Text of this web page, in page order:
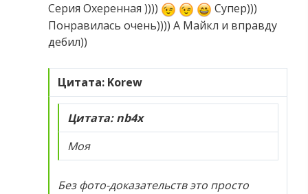
Серия Охеренная ))))
Супер)))
Понравилась очень)))) А Майкл и вправду
дебил))
Цитата: Korew
Цитата: nb4x
Моя
Без фото-доказательств это просто